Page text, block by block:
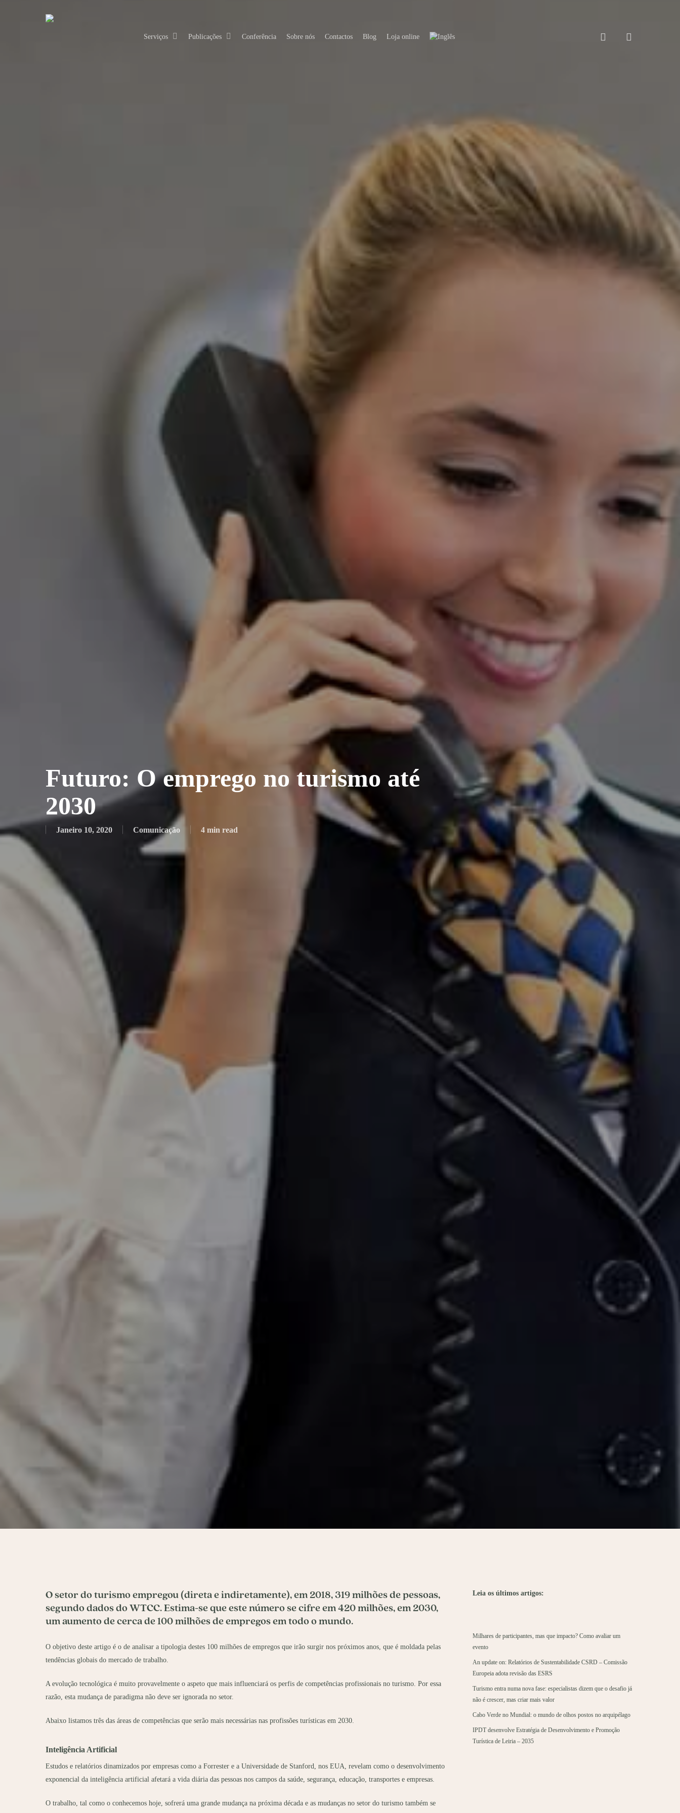
Serviços Publicações Conferência Sobre nós Contactos Blog Loja online search
Futuro: O emprego no turismo até
2030
Janeiro 10, 2020 Comunicação 4 min read
O setor do turismo empregou (direta e indiretamente), em 2018, 319 milhões de pessoas,
segundo dados do WTCC. Estima-se que este número se cifre em 420 milhões, em 2030,
um aumento de cerca de 100 milhões de empregos em todo o mundo.
O objetivo deste artigo é o de analisar a tipologia destes 100 milhões de empregos que irão surgir nos próximos anos, que é moldada pelas
tendências globais do mercado de trabalho.
A evolução tecnológica é muito provavelmente o aspeto que mais influenciará os perfis de competências profissionais no turismo. Por essa
razão, esta mudança de paradigma não deve ser ignorada no setor.
Abaixo listamos três das áreas de competências que serão mais necessárias nas profissões turísticas em 2030.
Inteligência Artificial
Estudos e relatórios dinamizados por empresas como a Forrester e a Universidade de Stanford, nos EUA, revelam como o desenvolvimento
exponencial da inteligência artificial afetará a vida diária das pessoas nos campos da saúde, segurança, educação, transportes e empresas.
O trabalho, tal como o conhecemos hoje, sofrerá uma grande mudança na próxima década e as mudanças no setor do turismo também se
Leia os últimos artigos:
Milhares de participantes, mas que impacto? Como avaliar um
evento
An update on: Relatórios de Sustentabilidade CSRD – Comissão
Europeia adota revisão das ESRS
Turismo entra numa nova fase: especialistas dizem que o desafio já
não é crescer, mas criar mais valor
Cabo Verde no Mundial: o mundo de olhos postos no arquipélago
IPDT desenvolve Estratégia de Desenvolvimento e Promoção
Turística de Leiria – 2035